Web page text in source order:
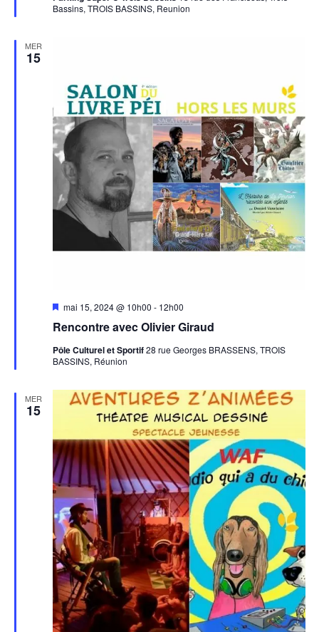
Bassins, TROIS BASSINS, Reunion
MER
15
Rencontre avec Olivier Giraud
Mis
avant
mai 15, 2024 @ 10h00 - 12h00
Pôle Culturel et Sportif28 rue Georges BRASSENS, TROIS
BASSINS, Réunion
MER
15